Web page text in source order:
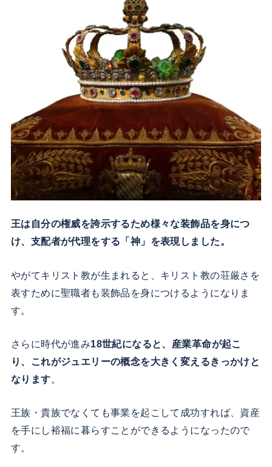
王は自分の権威を誇示するため様々な装飾品を身につ
け、支配者が代理をする「神」を表現しました。
やがてキリスト教が生まれると、キリスト教の荘厳さを
表すために聖職者も装飾品を身につけるようになりま
す。
さらに時代が進み18世紀になると、産業革命が起こ
り、これがジュエリーの概念を大きく変えるきっかけと
なります。
王族・貴族でなくても事業を起こして成功すれば、資産
を手にし裕福に暮らすことができるようになったので
す。